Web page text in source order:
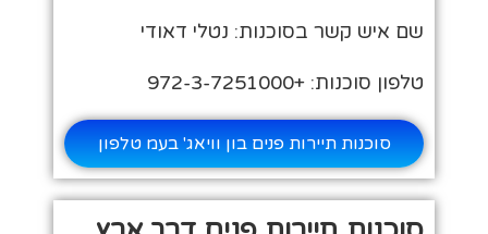
שם איש קשר בסוכנות: נטלי דאודי
טלפון סוכנות: +972-3-7251000
סוכנות תיירות פנים בון וויאג' בעמ טלפון